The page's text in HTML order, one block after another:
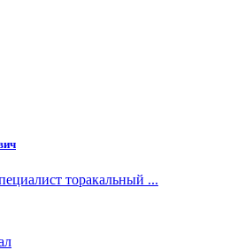
торакальный ...